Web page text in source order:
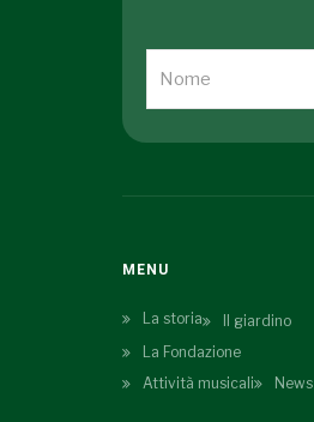
MENU
La storia
Il giardino
La Fondazione
Attività musicali
News